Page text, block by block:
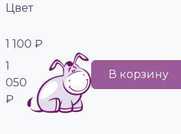
Цвет
1 100 ₽
1
050
₽
В корзину